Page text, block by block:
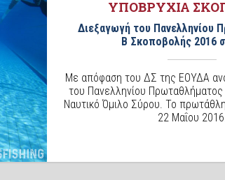
ΥΠΟΒΡΥΧΙΑ
Διεξαγωγή του Πανελληνίου
Β Σκοποβολής 2016
Με απόφαση του ΔΣ της ΕΟΥΔΑ
του Πανελληνίου
Ναυτικό Όμιλο Σύρου. Το
22 Μαΐου 2016.